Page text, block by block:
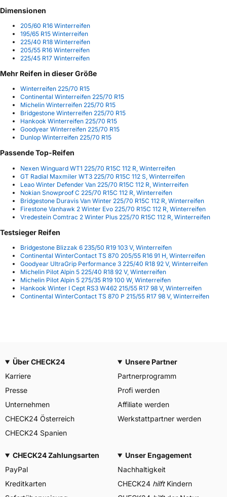
Dimensionen
205/60 R16 Winterreifen
195/65 R15 Winterreifen
225/40 R18 Winterreifen
205/55 R16 Winterreifen
225/45 R17 Winterreifen
Mehr Reifen in dieser Größe
Winterreifen 225/70 R15
Continental Winterreifen 225/70 R15
Michelin Winterreifen 225/70 R15
Bridgestone Winterreifen 225/70 R15
Hankook Winterreifen 225/70 R15
Goodyear Winterreifen 225/70 R15
Dunlop Winterreifen 225/70 R15
Passende Top-Reifen
Nexen Winguard WT1 225/70 R15C 112 R, Winterreifen
GT Radial Maxmiler WT3 225/70 R15C 112 S, Winterreifen
Leao Winter Defender Van 225/70 R15C 112 R, Winterreifen
Nokian Snowproof C 225/70 R15C 112 R, Winterreifen
Bridgestone Duravis Van Winter 225/70 R15C 112 R, Winterreifen
Firestone Vanhawk 2 Winter Evo 225/70 R15C 112 R, Winterreifen
Vredestein Comtrac 2 Winter Plus 225/70 R15C 112 R, Winterreifen
Testsieger Reifen
Bridgestone Blizzak 6 235/50 R19 103 V, Winterreifen
Continental WinterContact TS 870 205/55 R16 91 H, Winterreifen
Goodyear UltraGrip Performance 3 225/40 R18 92 V, Winterreifen
Michelin Pilot Alpin 5 225/40 R18 92 V, Winterreifen
Michelin Pilot Alpin 5 275/35 R19 100 W, Winterreifen
Hankook Winter I Cept RS3 W462 215/55 R17 98 V, Winterreifen
Continental WinterContact TS 870 P 215/55 R17 98 V, Winterreifen
Über CHECK24
Karriere
Presse
Unternehmen
CHECK24 Österreich
CHECK24 Spanien
Unsere Partner
Partnerprogramm
Profi werden
Affiliate werden
Werkstattpartner werden
CHECK24 Zahlungsarten
PayPal
Kreditkarten
Unser Engagement
Nachhaltigkeit
CHECK24 hilftKindern